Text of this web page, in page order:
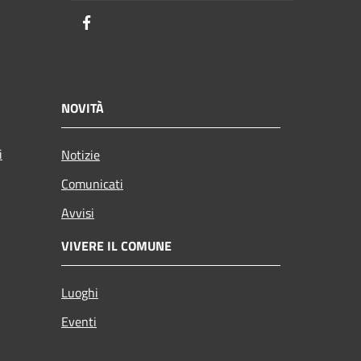
NOVITÀ
Notizie
Comunicati
Avvisi
VIVERE IL COMUNE
Luoghi
Eventi